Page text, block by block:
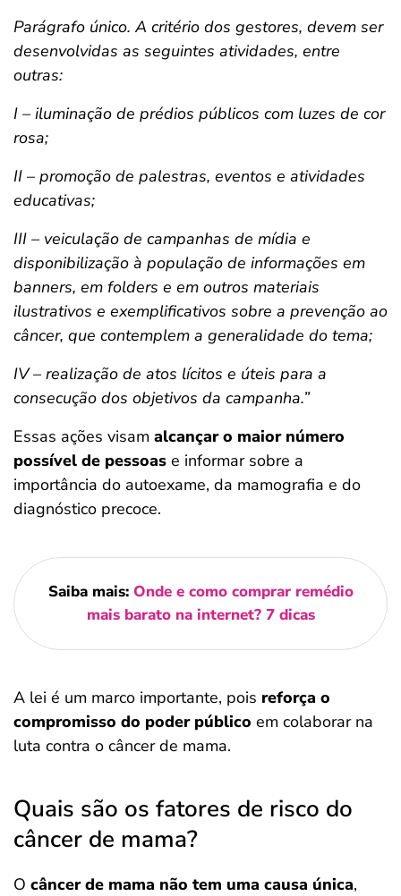
Parágrafo único. A critério dos gestores, devem ser
desenvolvidas as seguintes atividades, entre
outras:
I – iluminação de prédios públicos com luzes de cor
rosa;
II – promoção de palestras, eventos e atividades
educativas;
III – veiculação de campanhas de mídia e
disponibilização à população de informações em
banners, em folders e em outros materiais
ilustrativos e exemplificativos sobre a prevenção ao
câncer, que contemplem a generalidade do tema;
IV – realização de atos lícitos e úteis para a
consecução dos objetivos da campanha.”
Essas ações visam alcançar o maior número
possível de pessoas e informar sobre a
importância do autoexame, da mamografia e do
diagnóstico precoce.
Saiba mais: Onde e como comprar remédio
mais barato na internet? 7 dicas
A lei é um marco importante, pois reforça o
compromisso do poder público em colaborar na
luta contra o câncer de mama.
Quais são os fatores de risco do
câncer de mama?
O câncer de mama não tem uma causa única,